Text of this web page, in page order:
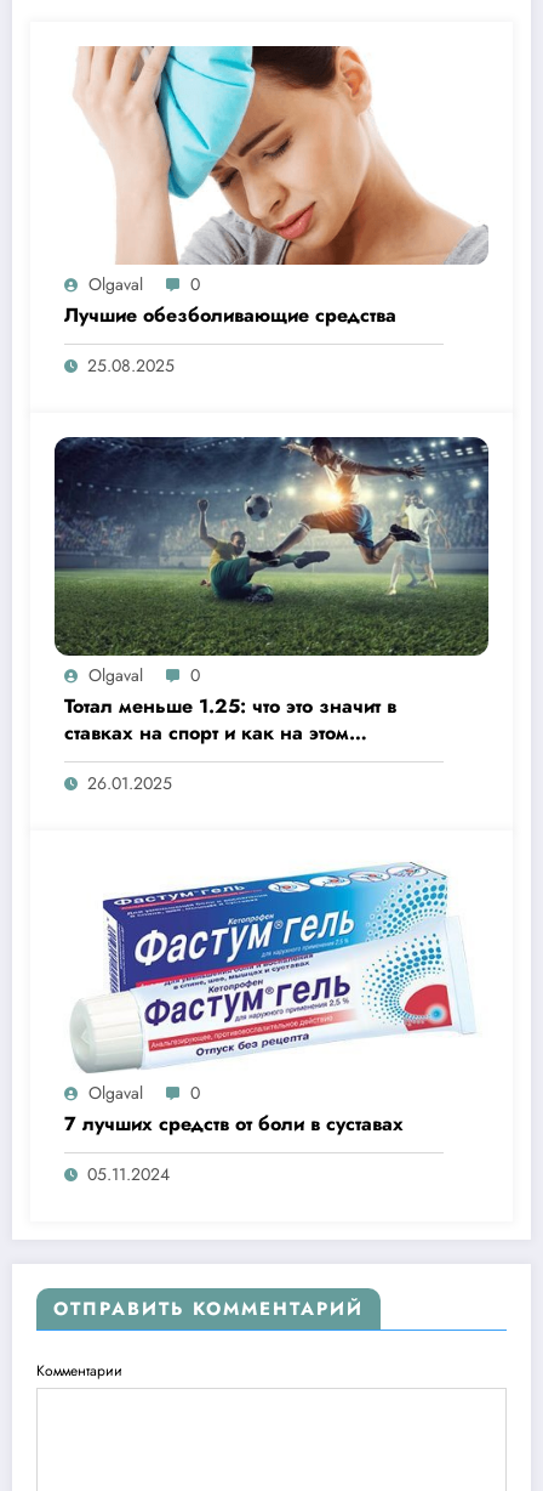
Olgaval 0
Лучшие обезболивающие средства
25.08.2025
Olgaval 0
Тотал меньше 1.25: что это значит в
ставках на спорт и как на этом
заработать?
26.01.2025
Olgaval 0
7 лучших средств от боли в суставах
05.11.2024
ОТПРАВИТЬ КОММЕНТАРИЙ
Комментарии